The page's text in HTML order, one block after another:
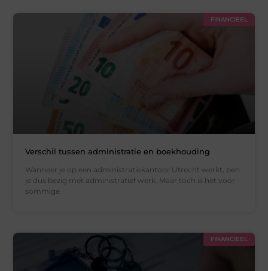
FINANCIEEL
Verschil tussen administratie en boekhouding
Wanneer je op een administratiekantoor Utrecht werkt, ben
je dus bezig met administratief werk. Maar toch is het voor
sommige
FINANCIEEL